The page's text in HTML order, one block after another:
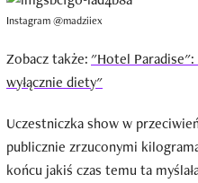
Instagram @madziiex
Zobacz także:"Hotel
wyłącznie diety"
Uczestniczka show w
publicznie zrzuconymi
końcu jakiś czas temu ta